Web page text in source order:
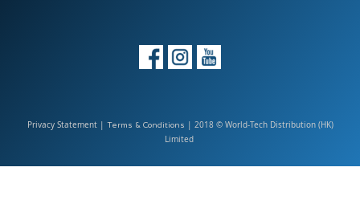
Privacy Statement| Terms & Conditions | 2018 © World-Tech Distribution (HK)
Limited